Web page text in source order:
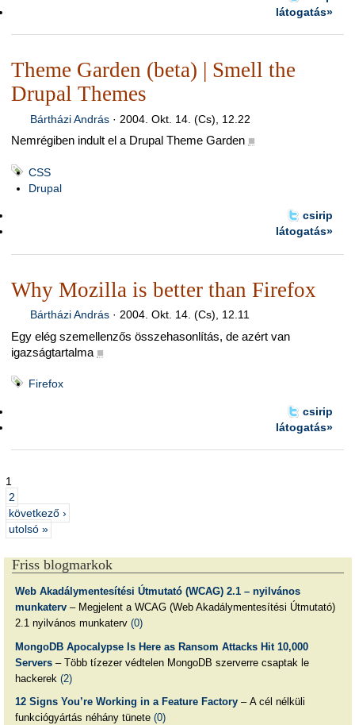
látogatás»
Theme Garden (beta) | Smell the
Drupal Themes
Bártházi András· 2004. Okt. 14. (Cs), 12.22
Nemrégiben indult el a Drupal Theme Garden ■
CSS
Drupal
csirip
látogatás»
Why Mozilla is better than Firefox
Bártházi András· 2004. Okt. 14. (Cs), 12.11
Egy elég szemellenzős összehasonlítás, de azért van
igazságtartalma ■
Firefox
csirip
látogatás»
1
2
következő ›
utolsó »
Friss blogmarkok
Web Akadálymentesítési Útmutató (WCAG) 2.1 – nyilvános
munkaterv– Megjelent a WCAG (Web Akadálymentesítési Útmutató)
2.1 nyilvános munkaterv (0)
MongoDB Apocalypse Is Here as Ransom Attacks Hit 10,000
Servers– Több tízezer védtelen MongoDB szerverre csaptak le
hackerek (2)
12 Signs You’re Working in a Feature Factory– A cél nélküli
funkciógyártás néhány tünete (0)